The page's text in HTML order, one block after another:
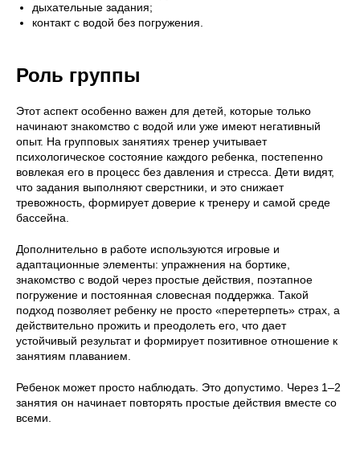
дыхательные задания;
контакт с водой без погружения.
Роль группы
Этот аспект особенно важен для детей, которые только
начинают знакомство с водой или уже имеют негативный
опыт. На групповых занятиях тренер учитывает
психологическое состояние каждого ребенка, постепенно
вовлекая его в процесс без давления и стресса. Дети видят,
что задания выполняют сверстники, и это снижает
тревожность, формирует доверие к тренеру и самой среде
бассейна.
Дополнительно в работе используются игровые и
адаптационные элементы: упражнения на бортике,
знакомство с водой через простые действия, поэтапное
погружение и постоянная словесная поддержка. Такой
подход позволяет ребенку не просто «перетерпеть» страх, а
действительно прожить и преодолеть его, что дает
устойчивый результат и формирует позитивное отношение к
занятиям плаванием.
Ребенок может просто наблюдать. Это допустимо. Через 1–2
занятия он начинает повторять простые действия вместе со
всеми.